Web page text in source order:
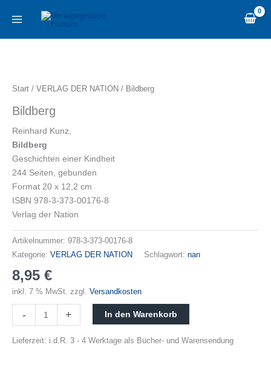
Inhalt
Start / VERLAG DER NATION / Bildberg
Bildberg
Reinhard Kunz,
Bildberg
Geschichten einer Kindheit
244 Seiten, gebunden
Format 20 x 12,2 cm
ISBN 978-3-373-00176-8
Verlag der Nation
Artikelnummer: 978-3-373-00176-8
Kategorie: VERLAG DER NATION Schlagwort: nan
8,95 €
inkl. 7 % MwSt. zzgl. Versandkosten
- + In den Warenkorb
Lieferzeit: i.d.R. 3 - 4 Werktage als Bücher- und Warensendung